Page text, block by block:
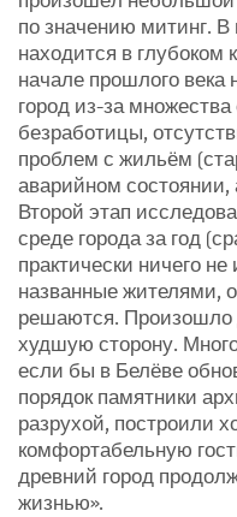
по значению митинг.
находится в глубоком
начале прошлого века
город из-за
безработицы,
проблем с жильём
аварийном состоянии,
Второй этап
среде города за год
практически ничего
названные жителями,
решаются. Произошло
худшую сторону.
если бы в Белёве
порядок памятники
разрухой, построили
комфортабельную
древний город
жизнью».